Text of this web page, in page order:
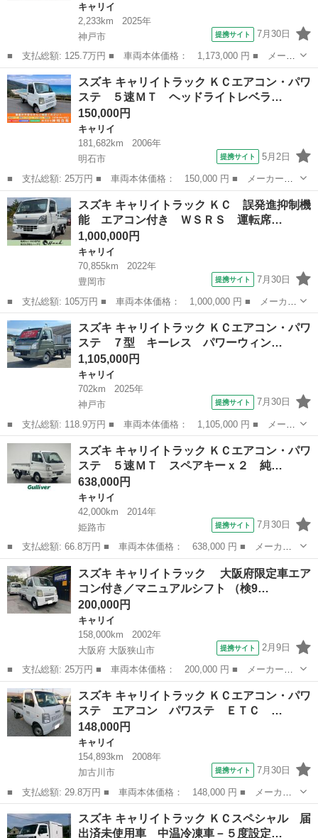
キャリイ
2,233km
2025年
神戸市
提携サイト 7月30日
■ 支払総額: 125.7万円 ■ 車両本体価格： 1,173,000 円 ■ メーカ
ー名： スズキ ■ 車種名： キャリイトラック ■ グレード名：
ＫＣエアコン・パワステ ７型 キーレス パワーウィンドー デュ
アルカメ...
兵庫 神戸市 キャリイ
スズキ キャリイトラック ＫＣエアコン・パワ
ステ ５速ＭＴ ヘッドライトレベラ…
150,000円
キャリイ
181,682km
2006年
明石市
提携サイト 5月2日
■ 支払総額: 25万円 ■ 車両本体価格： 150,000 円 ■ メーカー
名： スズキ ■ 車種名： キャリイトラック ■ グレード名： Ｋ
Ｃエアコン・パワステ ５速ＭＴ ヘッドライトレベライザー パワ
ーウィンドウ 社...
兵庫 明石市 キャリイ
スズキ キャリイトラック ＫＣ 誤発進抑制機
能 エアコン付き ＷＳＲＳ 運転席…
1,000,000円
キャリイ
70,855km
2022年
豊岡市
提携サイト 7月30日
■ 支払総額: 105万円 ■ 車両本体価格： 1,000,000 円 ■ メーカー
名： スズキ ■ 車種名： キャリイトラック ■ グレード名： Ｋ
Ｃ 誤発進抑制機能 エアコン付き ＷＳＲＳ 運転席エアバック
パートタイ...
兵庫 豊岡市 キャリイ
スズキ キャリイトラック ＫＣエアコン・パワ
ステ ７型 キーレス パワーウィン…
1,105,000円
キャリイ
702km
2025年
神戸市
提携サイト 7月30日
■ 支払総額: 118.9万円 ■ 車両本体価格： 1,105,000 円 ■ メーカ
ー名： スズキ ■ 車種名： キャリイトラック ■ グレード名：
ＫＣエアコン・パワステ ７型 キーレス パワーウィンドー デュ
アルカメ...
兵庫 神戸市 キャリイ
スズキ キャリイトラック ＫＣエアコン・パワ
ステ ５速ＭＴ スペアキーｘ２ 純…
638,000円
キャリイ
42,000km
2014年
姫路市
提携サイト 7月30日
■ 支払総額: 66.8万円 ■ 車両本体価格： 638,000 円 ■ メーカー
名： スズキ ■ 車種名： キャリイトラック ■ グレード名： Ｋ
Ｃエアコン・パワステ ５速ＭＴ スペアキーｘ２ 純正オーディ
オ ヘッドライ...
兵庫 姫路市 キャリイ
スズキ キャリイトラック 大阪府限定車エア
コン付き／マニュアルシフト （検9…
200,000円
キャリイ
158,000km
2002年
大阪府 大阪狭山市
提携サイト 2月9日
■ 支払総額: 25万円 ■ 車両本体価格： 200,000 円 ■ メーカー
名： スズキ ■ 車種名： キャリイトラック ■ グレード名：
大阪府限定車エアコン付き／マニュアルシフト ■ 排気量： 660cc
■ ドア...
大阪 大阪狭山市 キャリイ
スズキ キャリイトラック ＫＣエアコン・パワ
ステ エアコン パワステ ＥＴＣ …
148,000円
キャリイ
154,893km
2008年
加古川市
提携サイト 7月30日
■ 支払総額: 29.8万円 ■ 車両本体価格： 148,000 円 ■ メーカー
名： スズキ ■ 車種名： キャリイトラック ■ グレード名： Ｋ
Ｃエアコン・パワステ エアコン パワステ ＥＴＣ パートタイム
４ＷＤ 高低...
兵庫 加古川市 キャリイ
スズキ キャリイトラック ＫＣスペシャル 届
出済未使用車 中温冷凍車－５度設定…